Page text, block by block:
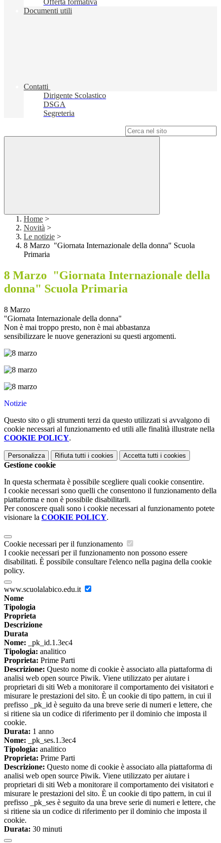
Offerta formativa
Documenti utili
Contatti
Dirigente Scolastico
DSGA
Segreteria
Home >
Novità >
Le notizie >
8 Marzo "Giornata Internazionale della donna" Scuola
Primaria
8 Marzo "Giornata Internazionale della
donna" Scuola Primaria
8 Marzo
"Giornata Internazionale della donna"
Non è mai troppo presto, non è mai abbastanza
sensibilizzare le nuove generazioni su questi argomenti.
Notizie
Questo sito o gli strumenti terzi da questo utilizzati si avvalgono di
cookie necessari al funzionamento ed utili alle finalità illustrate nella
COOKIE POLICY.
Personalizza Rifiuta tutti i cookies Accetta tutti i cookies
Gestione cookie
In questa schermata è possibile scegliere quali cookie consentire.
I cookie necessari sono quelli che consentono il funzionamento della
piattaforma e non è possibile disabilitarli.
Per conoscere quali sono i cookie necessari al funzionamento potete
visionare la COOKIE POLICY.
Cookie necessari per il funzionamento
I cookie necessari per il funzionamento non possono essere
disabilitati. È possibile consultare l'elenco nella pagina della cookie
policy.
www.scuolalabico.edu.it
Nome
Tipologia
Proprieta
Descrizione
Durata
Nome: _pk_id.1.3ec4
Tipologia: analitico
Proprieta: Prime Parti
Descrizione: Questo nome di cookie è associato alla piattaforma di
analisi web open source Piwik. Viene utilizzato per aiutare i
proprietari di siti Web a monitorare il comportamento dei visitatori e
misurare le prestazioni del sito. È un cookie di tipo pattern, in cui il
prefisso _pk_id è seguito da una breve serie di numeri e lettere, che
si ritiene sia un codice di riferimento per il dominio che imposta il
cookie.
Durata: 1 anno
Nome: _pk_ses.1.3ec4
Tipologia: analitico
Proprieta: Prime Parti
Descrizione: Questo nome di cookie è associato alla piattaforma di
analisi web open source Piwik. Viene utilizzato per aiutare i
proprietari di siti Web a monitorare il comportamento dei visitatori e
misurare le prestazioni del sito. È un cookie di tipo pattern, in cui il
prefisso _pk_ses è seguito da una breve serie di numeri e lettere, che
si ritiene sia un codice di riferimento per il dominio che imposta il
cookie.
Durata: 30 minuti